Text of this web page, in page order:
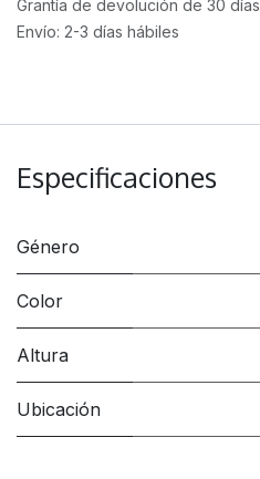
Grantía de devolución de 30 días
Envío: 2-3 días hábiles
Especificaciones
Género
Color
Altura
Ubicación